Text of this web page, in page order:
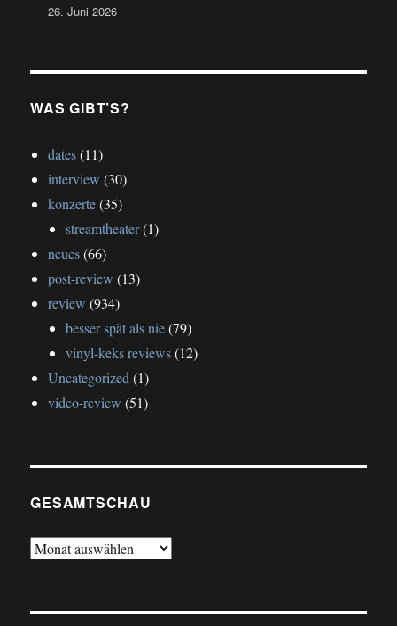
26. Juni 2026
WAS GIBT’S?
dates(11)
interview (30)
konzerte(35)
streamtheater(1)
neues(66)
post-review (13)
review (934)
besser spät als nie(79)
vinyl-keks reviews(12)
Uncategorized(1)
video-review (51)
GESAMTSCHAU
gesamtschau